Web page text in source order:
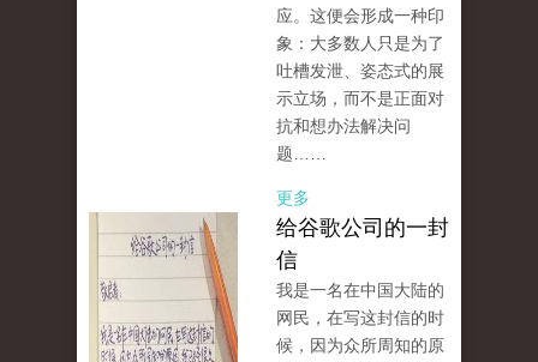
应。这便会形成一种印
象：大多数人只是为了
吐槽发泄、姿态式的展
示立场，而不是正面对
抗和想办法解决问
题……
更多
给谷歌公司的一封
信
我是一名在中国大陆的
网民，在写这封信的时
候，因为众所周知的原